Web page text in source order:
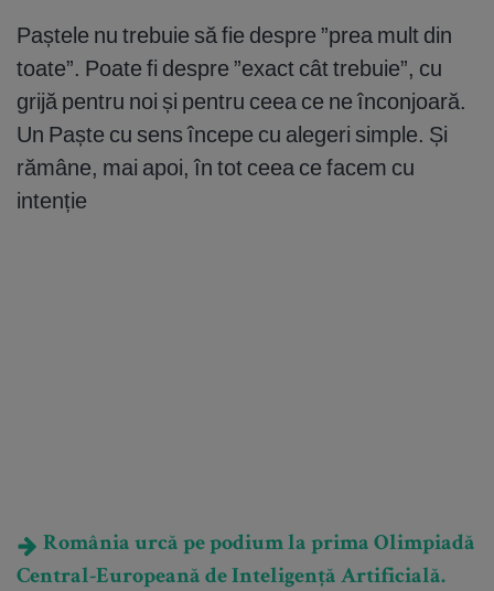
Paștele nu trebuie să fie despre ”prea mult din
toate”. Poate fi despre ”exact cât trebuie”, cu
grijă pentru noi și pentru ceea ce ne înconjoară.
Un Paște cu sens începe cu alegeri simple. Și
rămâne, mai apoi, în tot ceea ce facem cu
intenție
România urcă pe podium la prima Olimpiadă
Central-Europeană de Inteligență Artificială.